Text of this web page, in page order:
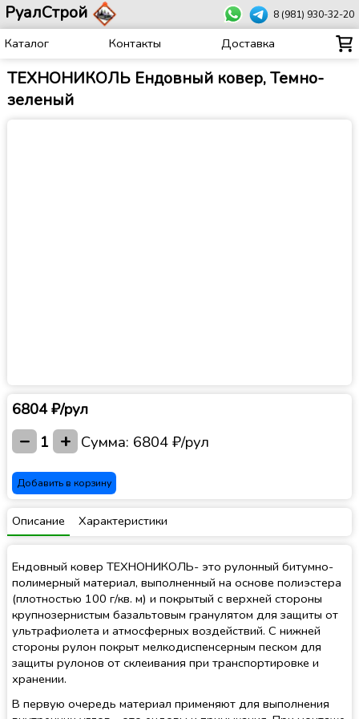
РуалСтрой 8 (981) 930-32-20
Каталог Контакты Доставка
ТЕХНОНИКОЛЬ Ендовный ковер, Темно-
зеленый
6804 ₽/рул
− 1 + Сумма: 6804 ₽/рул
Добавить в корзину
Описание Характеристики
Ендовный ковер ТЕХНОНИКОЛЬ- это рулонный битумно-
полимерный материал, выполненный на основе полиэстера
(плотностью 100 г/кв. м) и покрытый с верхней стороны
крупнозернистым базальтовым гранулятом для защиты от
ультрафиолета и атмосферных воздействий. С нижней
стороны рулон покрыт мелкодиспенсерным песком для
защиты рулонов от склеивания при транспортировке и
хранении.
В первую очередь материал применяют для выполнения